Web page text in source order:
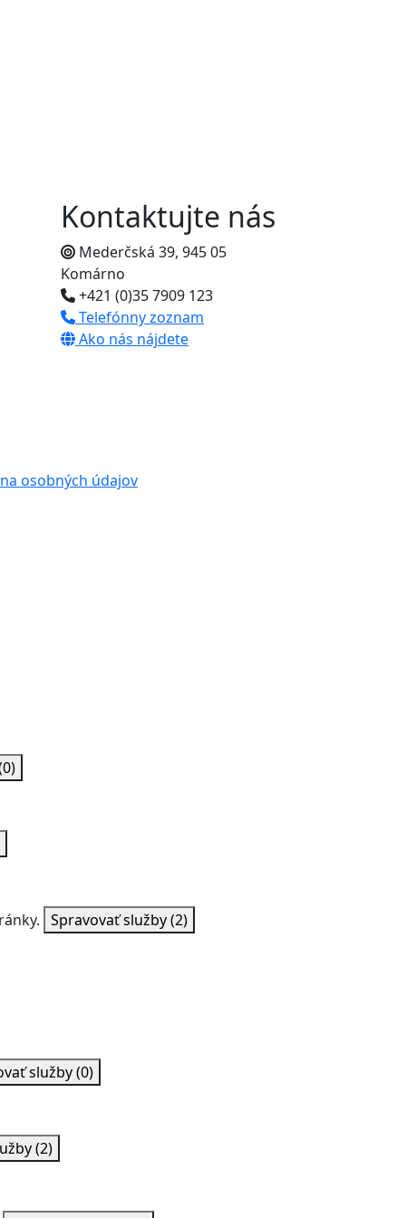
Kontaktujte nás
Mederčská 39, 945 05
Komárno
+421 (0)35 7909 123
Telefónny zoznam
Ako nás nájdete
osobných údajov
Spravovať služby(2)
služby(0)
(2)